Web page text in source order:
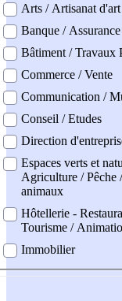
Arts / Artisanat d'art
Banque / Assurance
Bâtiment / Travaux
Commerce / Vente
Communication /
Conseil / Etudes
Direction
Espaces verts et
Agriculture / Pêche
animaux
Hôtellerie -
Tourisme /
Immobilier